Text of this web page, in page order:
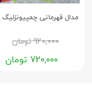
مدال قهرمانی چمپیونزلیگ 2005
920,000تومان
720,000 تومان